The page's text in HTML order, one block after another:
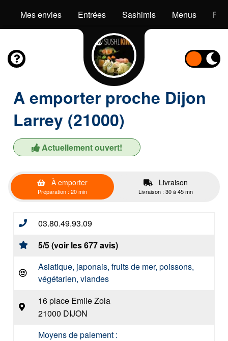
Mes envies Entrées Sashimis Menus
A emporter proche Dijon
Larrey (21000)
Actuellement ouvert!
À emporter
Préparation : 20 min
Livraison
Livraison : 30 à 45 mn
03.80.49.93.09
5/5 (voir les 677 avis)
Asiatique, japonais, fruits de mer, poissons,
végétarien, viandes
16 place Emile Zola
21000 DIJON
Moyens de paiement :